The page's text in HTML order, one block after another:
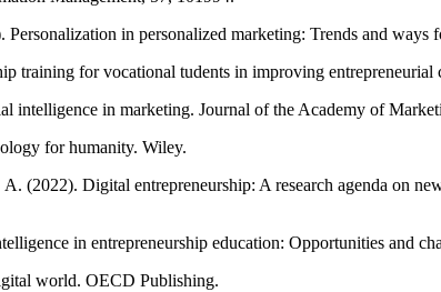
in personalized marketing: Trends and
training for vocational tudents in improving entrepreneurial
in marketing. Journal of the Academy of
for humanity. Wiley.
(2022). Digital entrepreneurship: A research agenda on
in entrepreneurship education: Opportunities and
world. OECD Publishing.